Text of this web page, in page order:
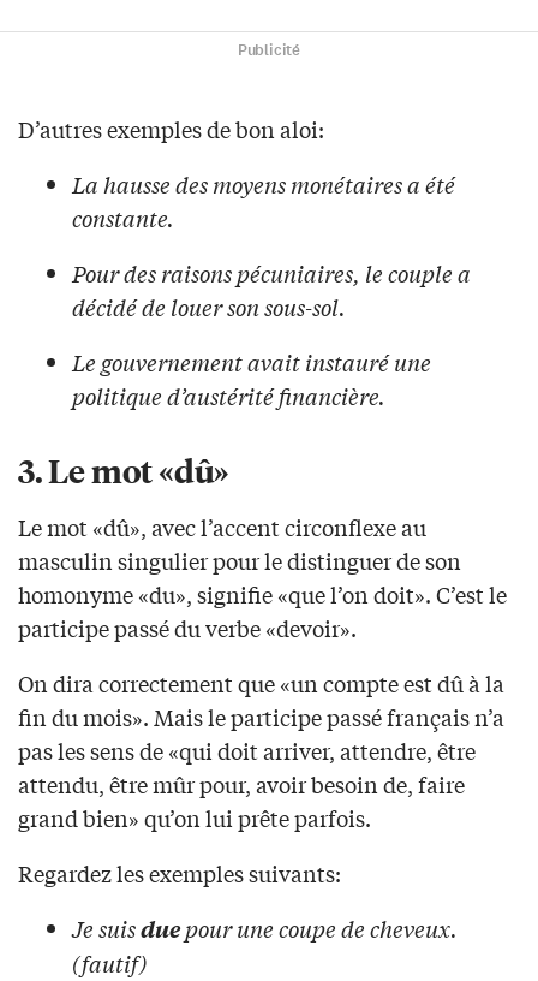
Publicité
D’autres exemples de bon aloi:
La hausse des moyens monétaires a été
constante.
Pour des raisons pécuniaires, le couple a
décidé de louer son sous-sol.
Le gouvernement avait instauré une
politique d’austérité financière.
3. Le mot «dû»
Le mot «dû», avec l’accent circonflexe au
masculin singulier pour le distinguer de son
homonyme «du», signifie «que l’on doit». C’est le
participe passé du verbe «devoir».
On dira correctement que «un compte est dû à la
fin du mois». Mais le participe passé français n’a
pas les sens de «qui doit arriver, attendre, être
attendu, être mûr pour, avoir besoin de, faire
grand bien» qu’on lui prête parfois.
Regardez les exemples suivants:
Je suisduepour une coupe de cheveux.
(fautif)